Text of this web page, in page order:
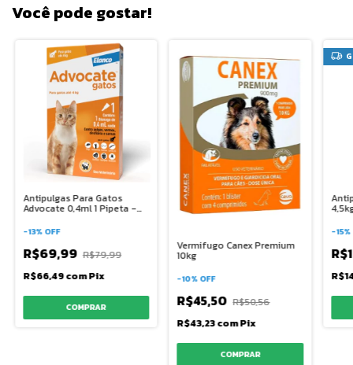
Você pode gostar!
Antipulgas Para Gatos
Advocate 0,4ml 1 Pipeta -
-13% OFF
R$69,99 R$79,99
R$66,49comPix
Vermifugo Canex Premium
10kg
-10% OFF
R$45,50 R$50,56
R$43,23comPix
-15%